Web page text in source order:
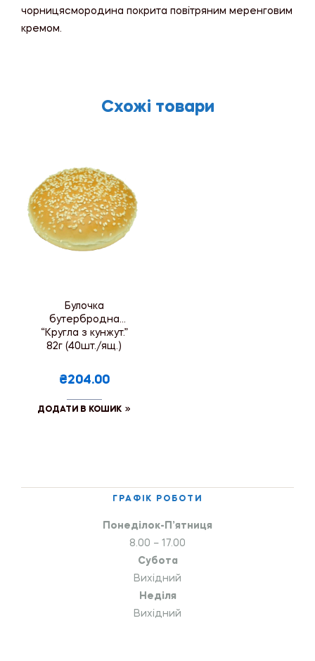
чорницясмородина покрита повітряним меренговим
кремом.
Схожі товари
Булочка
бутербродна
“Кругла з кунжут.”
82г (40шт./ящ.)
₴204.00
ДОДАТИ В КОШИК
ГРАФІК РОБОТИ
Понеділок-П’ятниця
8.00 – 17.00
Субота
Вихідний
Неділя
Вихідний